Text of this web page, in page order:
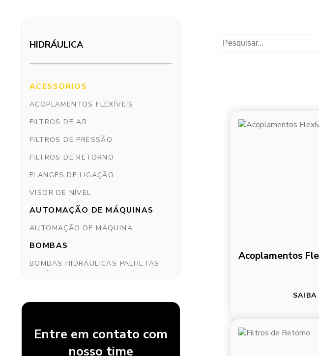
HIDRÁULICA
ACESSORIOS
ACOPLAMENTOS FLEXÍVEIS
FILTROS DE AR
FILTROS DE PRESSÃO
FILTROS DE RETORNO
FLANGES DE LIGAÇÃO
VISOR DE NÍVEL
AUTOMAÇÃO DE MÁQUINAS
AUTOMAÇÃO DE MÁQUINA
BOMBAS
BOMBAS HIDRÁULICAS PALHETAS
BOMBAS PISTÕES VAZÃO VARIÁVEL
Entre em contato com
nosso time
Acoplamentos
SAIBA